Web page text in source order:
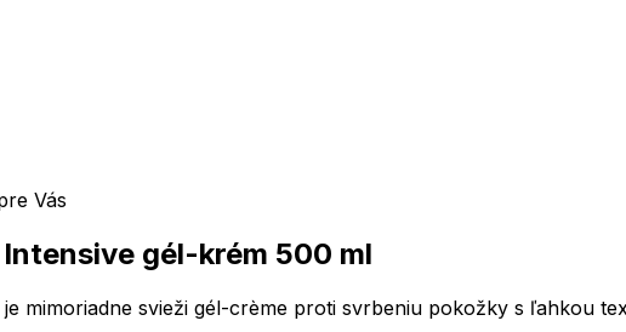
Vás
gél-krém 500 ml
mimoriadne svieži gél-crème proti svrbeniu pokožky s ľahkou